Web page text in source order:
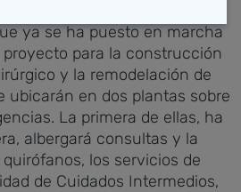
ya se ha puesto en marcha
para la construcción
y la remodelación de
ubicarán en dos plantas sobre
La primera de ellas, ha
albergará consultas y la
los servicios de
de Cuidados Intermedios,